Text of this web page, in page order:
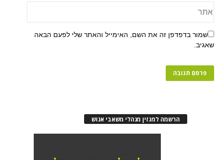
שמור בדפדפן זה את השם, האימייל והאתר שלי לפעם הבאה
שאגיב.
הרשמה למגזין מנהלי משאבי אנוש